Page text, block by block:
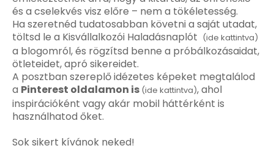
és a cselekvés visz előre – nem a tökéletesség.
Ha szeretnéd tudatosabban követni a saját utadat,
töltsd le a Kisvállalkozói Haladásnaplót (ide kattintva)
a blogomról, és rögzítsd benne a próbálkozásaidat,
ötleteidet, apró sikereidet.
A posztban szereplő idézetes képeket megtalálod
a Pinterest oldalamon is (ide kattintva), ahol
inspirációként vagy akár mobil háttérként is
használhatod őket.
Sok sikert kívánok neked!